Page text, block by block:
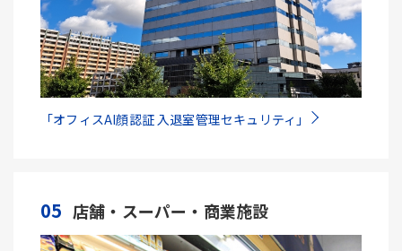
「オフィスAI顔認証 入退室管理セキュリティ」
05 店舗・スーパー・商業施設